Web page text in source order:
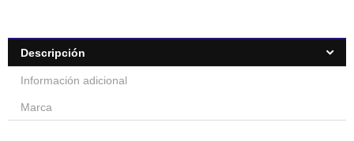
Descripción
Información adicional
Marca